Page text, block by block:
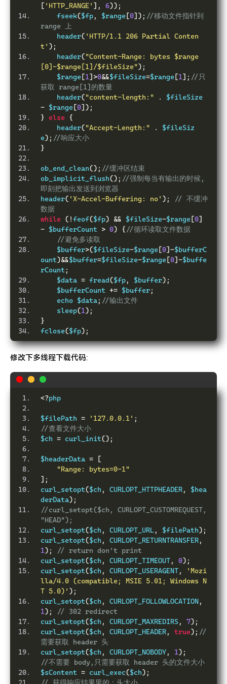
[ 'HTTP_RANGE' ], 6));
    fseek
($fp, $range [0]); //移动文件指针到
range 上
    header
( 'HTTP/1.1 206 Partial Conten
t' );
    header
("Content-Range: bytes $range
[0]-$range[1]/$fileSize");
    $range
[1]>0&&$fileSize=$range [1]; //只
获取 range[1]的数量
    header
("content-length:" .
- $range [0]);
}
else {
    header
("Accept-Length:" .
$fileSiz
e); //响应大小
}
ob_end_clean(); //缓冲区结束
ob_implicit_flush(); //强制每当有输出的时候,
即刻把输出发送到浏览器
header( 'X-Accel-Buffering: no' );
// 不缓冲
数据
while (!feof($fp) && $fileSize-$range [0]
- $bufferCount > 0) { //循环读取文件数据
//避免多读取
    $buffer
>($fileSize-$range [0]-$bufferC
ount)&&$buffer=$fileSize-$range [0]-$buffe
rCount ;
    $data
= fread($fp, $buffer);
    $bufferCount
+= $buffer;
    echo $data
; //输出文件
    sleep
(1);
}
fclose($fp);
修改下多线程下载代码:
<?php
$filePath = '127.0.0.1' ;
//查看文件大小
$ch = curl_init();
$headerData =
[
"Range: bytes=0-1"
];
curl_setopt($ch , CURLOPT_HTTPHEADER,
$hea
derData);
//curl_setopt($ch, CURLOPT_CUSTOMREQUEST,
"HEAD");
curl_setopt($ch , CURLOPT_URL, $filePath);
curl_setopt($ch , CURLOPT_RETURNTRANSFER,
1);
// return don't print
curl_setopt($ch , CURLOPT_TIMEOUT, 0);
curl_setopt($ch , CURLOPT_USERAGENT,
'Mozi
lla/4.0 (compatible; MSIE 5.01; Windows N
T 5.0)' );
curl_setopt($ch , CURLOPT_FOLLOWLOCATION,
1);
// 302 redirect
curl_setopt($ch , CURLOPT_MAXREDIRS, 7);
curl_setopt($ch , CURLOPT_HEADER, true); //
需要获取 header 头
curl_setopt($ch , CURLOPT_NOBODY, 1);
//不需要 body,只需要获取 header 头的文件大小
$sContent = curl_exec($ch);
// 获得响应结果里的：头大小